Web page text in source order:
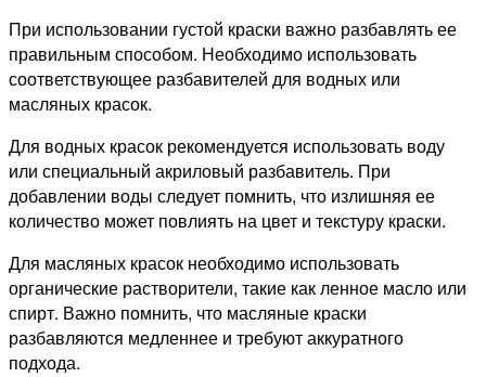
При использовании густой краски важно разбавлять ее
правильным способом. Необходимо использовать
соответствующее разбавителей для водных или
масляных красок.
Для водных красок рекомендуется использовать воду
или специальный акриловый разбавитель. При
добавлении воды следует помнить, что излишняя ее
количество может повлиять на цвет и текстуру краски.
Для масляных красок необходимо использовать
органические растворители, такие как ленное масло или
спирт. Важно помнить, что масляные краски
разбавляются медленнее и требуют аккуратного
подхода.